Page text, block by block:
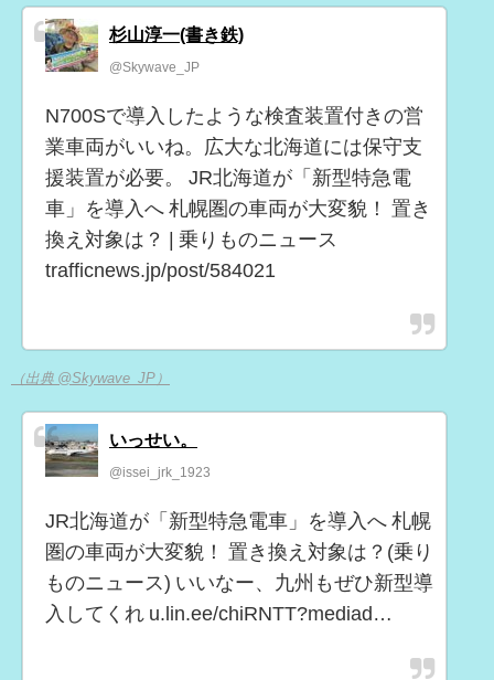
杉山淳一(書き鉄)
@Skywave_JP
N700Sで導入したような検査装置付きの営
業車両がいいね。広大な北海道には保守支
援装置が必要。 JR北海道が「新型特急電
車」を導入へ 札幌圏の車両が大変貌！ 置き
換え対象は？ | 乗りものニュース
trafficnews.jp/post/584021
（出典 @Skywave_JP）
いっせい。
@issei_jrk_1923
JR北海道が「新型特急電車」を導入へ 札幌
圏の車両が大変貌！ 置き換え対象は？(乗り
ものニュース) いいなー、九州もぜひ新型導
入してくれ u.lin.ee/chiRNTT?mediad…